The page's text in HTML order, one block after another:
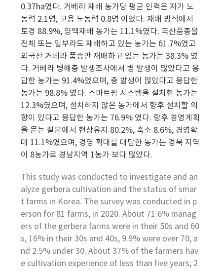
0.37ha였다. 거베라 재배 농가당 평균 인력은 자가 노
동력 2.1명, 고용 노동력 0.8명 이었다. 재배 방식에서
토경 88.9%, 양액재배 농가는 11.1%였다. 국산품종을
전체 또는 일부라도 재배하고 있는 농가는 61.7%였고
외국산 거베라 품종만 재배하고 있는 농가는 38.3% 였
다. 거베라 병해충 발생조사에서 병 발생이 많았다고 응
답한 농가는 91.4%였으며, 충 발생이 많았다고 응답한
농가는 98.8% 였다. 스마트팜 시스템을 설치한 농가는
12.3%였으며, 설치하지 않은 농가에서 향후 설치할 의
향이 있다고 응답한 농가는 76.9% 였다. 향후 경영계획
을 묻는 질문에서 현상유지 80.2%, 축소 8.6%, 경영확
대 11.1%였으며, 경영 확대를 대답한 농가는 경북 지역
이 8농가로 경남지역 1농가 보다 많았다.
This study was conducted to investigate and an
alyze gerbera cultivation and the status of smar
t farms in Korea. The survey was conducted in p
erson for 81 farms, in 2020. About 71.6% manag
ers of the gerbera farms were in their 50s and 60
s, 16% in their 30s and 40s, 9.9% were over 70, a
nd 2.5% under 30. About 37% of the farmers hav
e cultivation experience of less than five years; 2